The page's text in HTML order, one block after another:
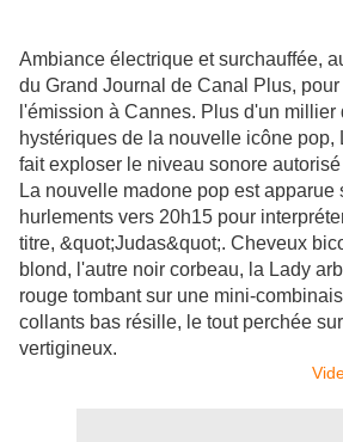
Ambiance électrique et surchauffée,
du Grand Journal de Canal Plus,
l'émission à Cannes. Plus d'un millier
hystériques de la nouvelle icône pop,
fait exploser le niveau sonore
La nouvelle madone pop est apparue
hurlements vers 20h15 pour
titre, &quot;Judas&quot;. Cheveux
blond, l'autre noir corbeau, la Lady
rouge tombant sur une mini-
collants bas résille, le tout perchée
vertigineux.